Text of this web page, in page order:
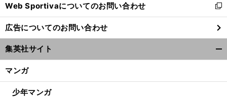
く
Web Sportivaについてのお問い合わせ
新
し
い
ウ
ィ
ン
ウ
広告についてのお問い合わせ
集英社サイト
マンガ
少年マンガ